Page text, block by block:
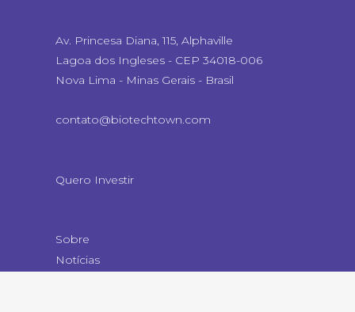
Av. Princesa Diana, 115, Alphaville
Lagoa dos Ingleses - CEP 34018-006
Nova Lima - Minas Gerais - Brasil
contato@biotechtown.com
Quero Investir
Sobre
Notícias